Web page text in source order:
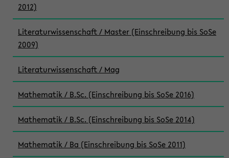
2012)
Literaturwissenschaft / Master (Einschreibung bis SoSe
2009)
Literaturwissenschaft / Mag
Mathematik / B.Sc. (Einschreibung bis SoSe 2016)
Mathematik / B.Sc. (Einschreibung bis SoSe 2014)
Mathematik / Ba (Einschreibung bis SoSe 2011)